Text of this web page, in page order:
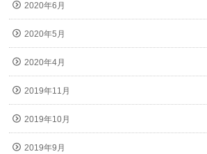
2020年6月
2020年5月
2020年4月
2019年11月
2019年10月
2019年9月